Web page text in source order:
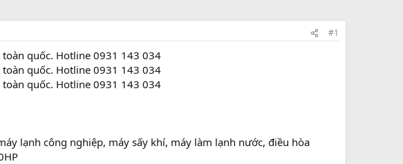
#1
toàn quốc. Hotline 0931 143 034
toàn quốc. Hotline 0931 143 034
toàn quốc. Hotline 0931 143 034
lạnh công nghiệp, máy sấy khí, máy làm lạnh nước, điều hòa